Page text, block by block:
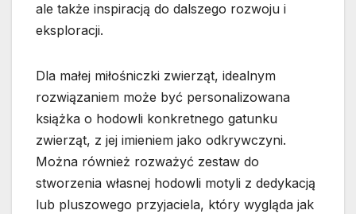
ale także inspiracją do dalszego rozwoju i
eksploracji.
Dla małej miłośniczki zwierząt, idealnym
rozwiązaniem może być personalizowana
książka o hodowli konkretnego gatunku
zwierząt, z jej imieniem jako odkrywczyni.
Można również rozważyć zestaw do
stworzenia własnej hodowli motyli z dedykacją
lub pluszowego przyjaciela, który wygląda jak